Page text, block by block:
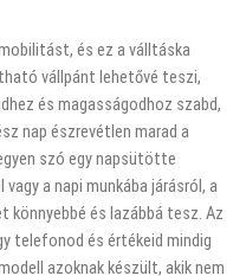
és ez a válltáska
vállpánt lehetővé teszi,
és magasságodhoz szabd,
nap észrevétlen marad a
szó egy napsütötte
a napi munkába járásról, a
könnyebbé és lazábbá tesz. Az
telefonod és értékeid mindig
azoknak készült, akik nem